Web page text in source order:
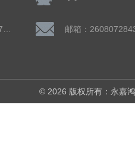
邮箱：
© 2026 版权所有：永嘉